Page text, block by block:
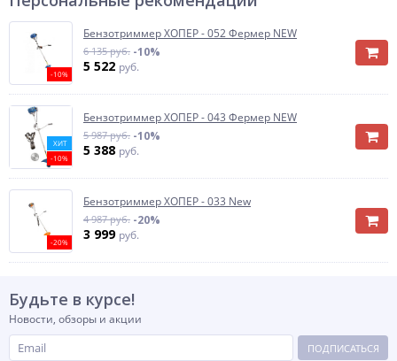
-10%
Бензотриммер ХОПЕР - 052 Фермер NEW
6 135 руб. -10%
5 522 руб.
ХИТ
-10%
Бензотриммер ХОПЕР - 043 Фермер NEW
5 987 руб. -10%
5 388 руб.
-20%
Бензотриммер ХОПЕР - 033 New
4 987 руб. -20%
3 999 руб.
Будьте в курсе!
Новости, обзоры и акции
ПОДПИСАТЬСЯ